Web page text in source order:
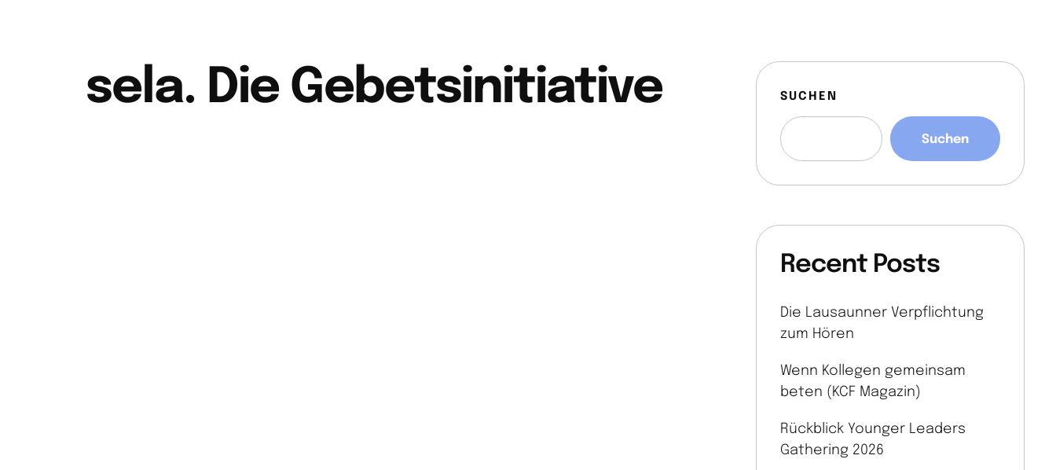
sela. Die Gebetsinitiative SUCHEN
Suchen
Recent Posts
Die Lausaunner Verpflichtung
zum Hören
Wenn Kollegen gemeinsam
beten (KCF Magazin)
Rückblick Younger Leaders
Gathering 2026